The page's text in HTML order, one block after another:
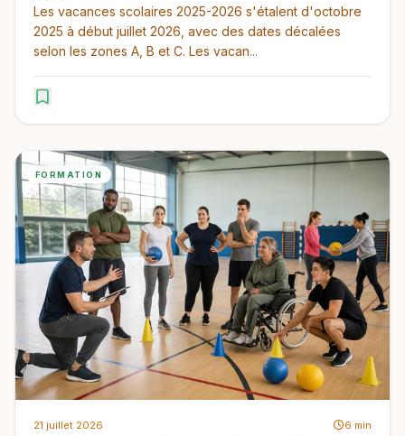
Les vacances scolaires 2025-2026 s'étalent d'octobre
2025 à début juillet 2026, avec des dates décalées
selon les zones A, B et C. Les vacan...
FORMATION
21 juillet 2026 6 min